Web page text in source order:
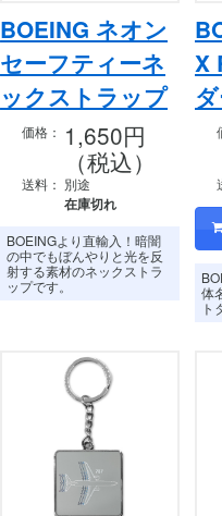
BOEING ネオン
セーフティーネ
ックストラップ
価格： 1,650円
（税込）
送料： 別途
在庫切れ
BOEINGより直輸入！暗闇
の中でもぼんやりと光を反
射する素材のネックストラ
ップです。
X
体
ト